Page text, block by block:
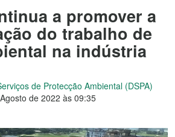
a promover a
do trabalho de
na indústria
de Protecção Ambiental (DSPA)
de 2022 às 09:35